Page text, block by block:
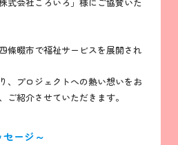
條畷市で福祉サービスを展開され
、プロジェクトへの熱い想いをお
ご紹介させていただきます。
ージ～